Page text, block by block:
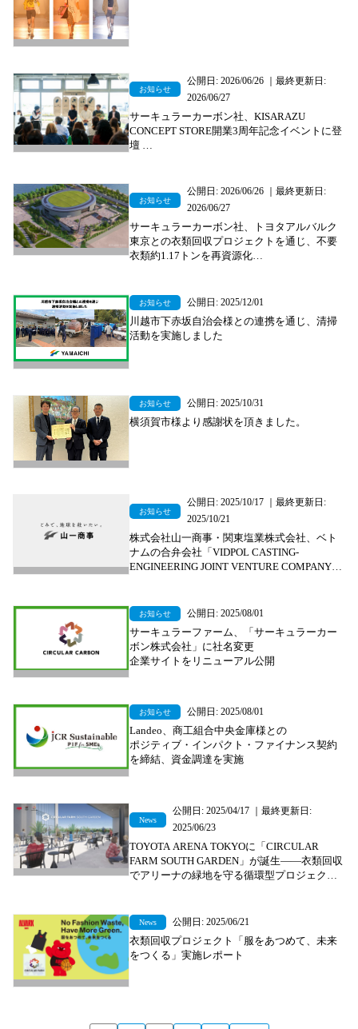
お知らせ
公開日: 2026/06/26 ｜最終更新日:
2026/06/27
サーキュラーカーボン社、KISARAZU
CONCEPT STORE開業3周年記念イベントに登
壇
ァッションの可能性を発信～
お知らせ
公開日: 2026/06/26 ｜最終更新日:
2026/06/27
サーキュラーカーボン社、トヨタアルバルク
東京との衣類回収プロジェクトを通じ、不要
衣類約1.17トンを再資源化
お知らせ 公開日: 2025/12/01
川越市下赤坂自治会様との連携を通じ、清掃
活動を実施しました
お知らせ 公開日: 2025/10/31
横須賀市様より感謝状を頂きました。
お知らせ
公開日: 2025/10/17 ｜最終更新日:
2025/10/21
株式会社山一商事・関東塩業株式会社、ベト
ナムの合弁会社「VIDPOL CASTING-
ENGINEERING JOINT VENTURE COMPANY
お知らせ 公開日: 2025/08/01
サーキュラーファーム、「サーキュラーカー
ボン株式会社」に社名変更
企業サイトをリニューアル公開
お知らせ 公開日: 2025/08/01
Landeo、商工組合中央金庫様との
ポジティブ・インパクト・ファイナンス契約
を締結、資金調達を実施
News
公開日: 2025/04/17 ｜最終更新日:
2025/06/23
TOYOTA ARENA TOKYOに「CIRCULAR
FARM SOUTH GARDEN」が誕生――衣類回収
でアリーナの緑地を守る循環型プロジェクト
News 公開日: 2025/06/21
衣類回収プロジェクト「服をあつめて、未来
をつくる」実施レポート